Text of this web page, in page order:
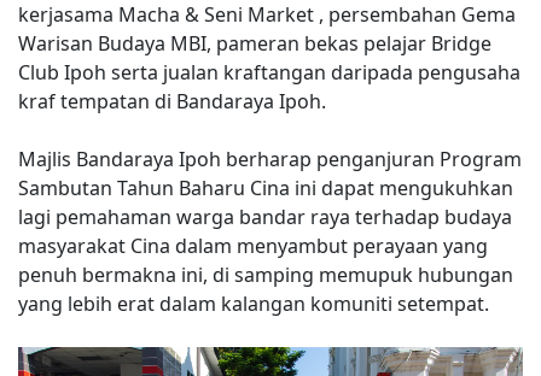
kerjasama Macha & Seni Market , persembahan Gema
Warisan Budaya MBI, pameran bekas pelajar Bridge
Club Ipoh serta jualan kraftangan daripada pengusaha
kraf tempatan di Bandaraya Ipoh.
Majlis Bandaraya Ipoh berharap penganjuran Program
Sambutan Tahun Baharu Cina ini dapat mengukuhkan
lagi pemahaman warga bandar raya terhadap budaya
masyarakat Cina dalam menyambut perayaan yang
penuh bermakna ini, di samping memupuk hubungan
yang lebih erat dalam kalangan komuniti setempat.